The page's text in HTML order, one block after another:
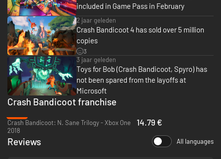
included in Game Pass in February
2 jaar geleden
Crash Bandicoot 4 has sold over 5 million
copies
3
3 jaar geleden
Toys for Bob (Crash Bandicoot, Spyro) has
not been spared from the layoffs at
Microsoft
Crash Bandicoot franchise
Crash Bandicoot: N. Sane Trilogy - Xbox One
2018
14.79 €
Reviews All languages